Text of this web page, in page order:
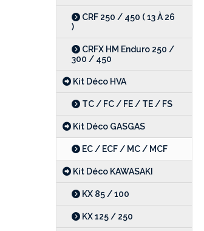
CRF 250 / 450 ( 13 À 26
)
CRFX HM Enduro 250 /
300 / 450
Kit Déco HVA
TC / FC / FE / TE / FS
Kit Déco GASGAS
EC / ECF / MC / MCF
Kit Déco KAWASAKI
KX 85 / 100
KX 125 / 250